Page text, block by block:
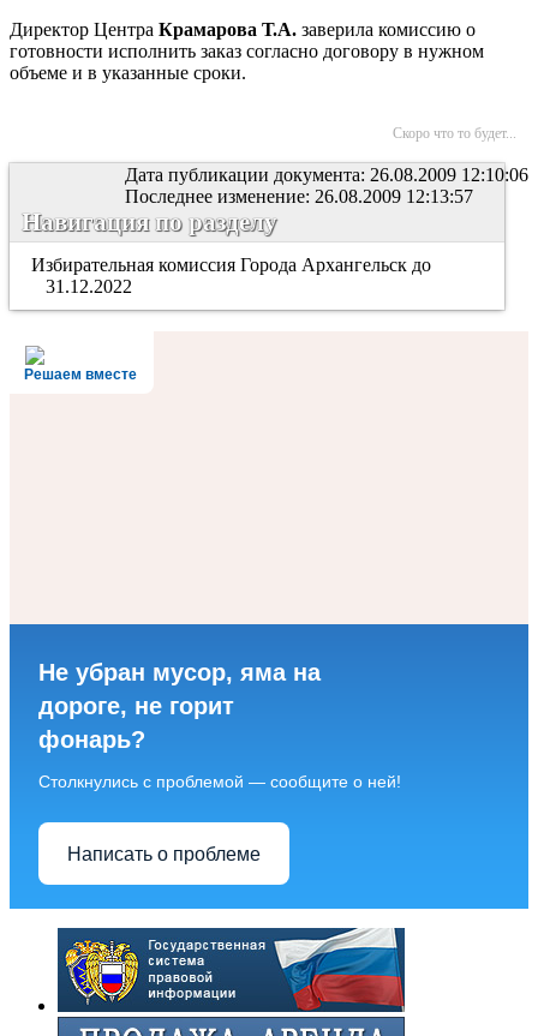
Директор Центра Крамарова Т.А. заверила комиссию о
готовности исполнить заказ согласно договору в нужном
объеме и в указанные сроки.
Скоро что то будет...
Дата публикации документа: 26.08.2009 12:10:06
Последнее изменение: 26.08.2009 12:13:57
Навигация по разделу
Избирательная комиссия Города Архангельск до
31.12.2022
Решаем вместе
Не убран мусор, яма на
дороге, не горит
фонарь?
Столкнулись с проблемой — сообщите о ней!
Написать о проблеме